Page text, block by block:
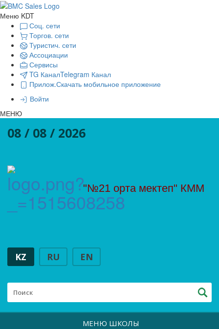
Меню KDT
Соц. сети
Торгов. сети
Туристич. сети
Ассоциации
Сервисы
TG КаналTelegram Канал
Прилож.Скачать мобильное приложение
Войти
МЕНЮ
08 / 08 / 2026
"№21 орта мектеп" КММ
KZ RU EN
МЕНЮ ШКОЛЫ